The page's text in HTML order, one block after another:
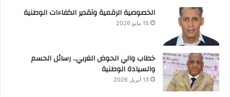
الخصوصية الرقمية وتقدير الكفاءات الوطنية
15 مايو 2026
خطاب والي الحوض الغربي.. رسائل الحسم
والسيادة الوطنية
13 أبريل 2026